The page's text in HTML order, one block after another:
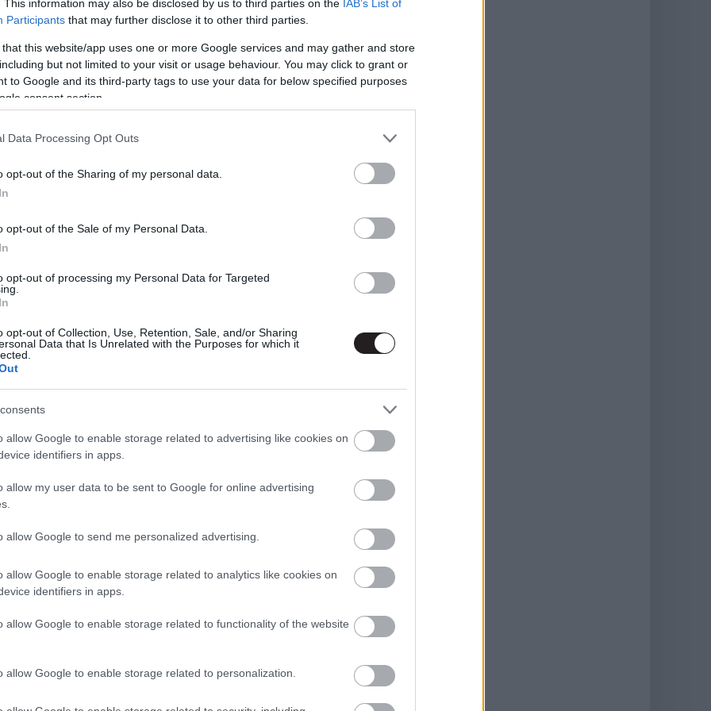
This information may also be disclosed by us to third parties on the IAB’s List of
Participants that may further disclose it to other third parties.
that this website/app uses one or more Google services and may gather and store
but not limited to your visit or usage behaviour. You may click to grant or
to Google and its third-party tags to use your data for below specified purposes
consent section.
Data Processing Opt Outs
opt-out of the Sharing of my personal data.
opt-out of the Sale of my Personal Data.
opt-out of processing my Personal Data for Targeted
opt-out of Collection, Use, Retention, Sale, and/or Sharing
Data that Is Unrelated with the Purposes for which it
allow Google to enable storage related to advertising like cookies on
identifiers in apps.
allow my user data to be sent to Google for online advertising
allow Google to send me personalized advertising.
allow Google to enable storage related to analytics like cookies on
identifiers in apps.
allow Google to enable storage related to functionality of the website
allow Google to enable storage related to personalization.
a fantáziájukat, igyekezték a kreativitás
A WandaVision az ötvenes-hatvanas évek
műfaj minden fontos elemével: kapunk alánevetést,
aranyos helyzetkomikumot (Wanda esete a
szomszédot, aláfestő zenének pedig olyan
korban. A legszebb azonban az egészben az,
túltoltság, mégsem éreztem soknak, vagy
iránti szeretetet éreztem minden egyes képkockán
imádja ezeket a sorozatokat, úgyhogy el tudom
sorsát és kimenetelét). Hogyha nem tudnám,
tárgyreptetések), akkor akár azt is gondolhattam
egy felfedezetlen gyöngyszemmel.
az első két epizód során néhányszor érzékelteti a
kitartva adják a jelzést (néha elég egy kósza,
hogy okozzanak némi zavart bennünk, hogy aztán,
együtt ebbe a nagyon amerikai és nagyon
a sorozat felvillantja a rejtélyesség varázsát és